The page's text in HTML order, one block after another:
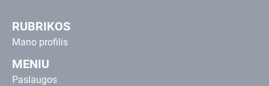
RUBRIKOS
Mano profilis
MENIU
Paslaugos